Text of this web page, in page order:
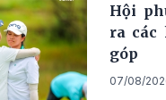
Hội
ra các
góp
07/08/